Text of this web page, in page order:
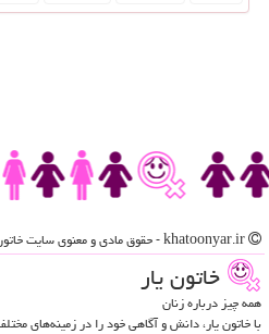
خاتون یار
همه چیز درباره زنان
با خاتون یار، دانش و آگاهی خود را در زمینه‌های